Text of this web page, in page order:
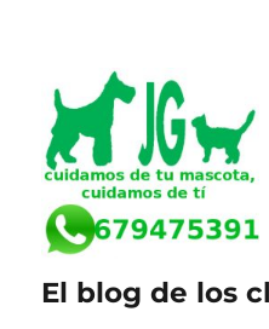
El blog de los